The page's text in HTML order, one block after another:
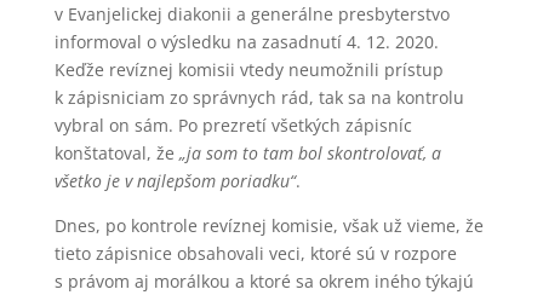
v Evanjelickej diakonii a generálne presbyterstvo
informoval o výsledku na zasadnutí 4. 12. 2020.
Keďže revíznej komisii vtedy neumožnili prístup
k zápisniciam zo správnych rád, tak sa na kontrolu
vybral on sám. Po prezretí všetkých zápisníc
konštatoval, že „ja som to tam bol skontrolovať, a
všetko je v najlepšom poriadku“.
Dnes, po kontrole revíznej komisie, však už vieme, že
tieto zápisnice obsahovali veci, ktoré sú v rozpore
s právom aj morálkou a ktoré sa okrem iného týkajú